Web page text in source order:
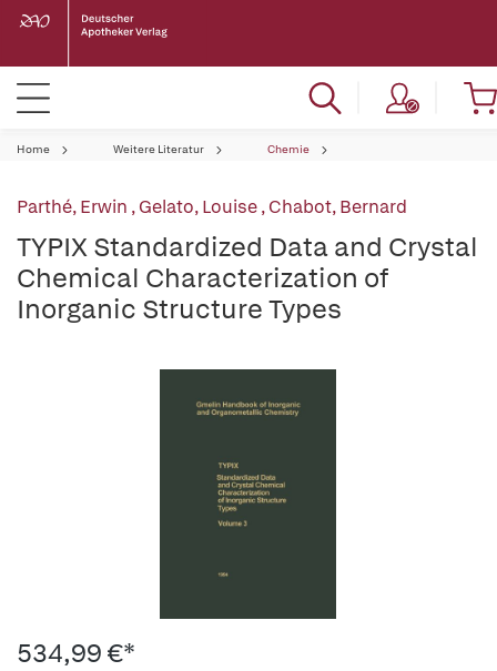
Home Weitere Literatur Chemie
Parthé, Erwin ,Gelato, Louise,Chabot, Bernard
TYPIX Standardized Data and Crystal
Chemical Characterization of
Inorganic Structure Types
534,99 €*